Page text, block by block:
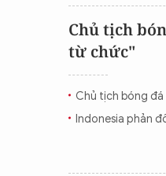
Chủ tịch
từ chức"
Chủ tịch bóng
Indonesia phản